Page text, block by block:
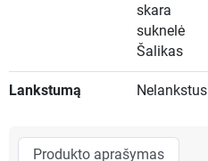
skara
suknelė
Šalikas
Lankstumą Nelankstus
Produkto aprašymas